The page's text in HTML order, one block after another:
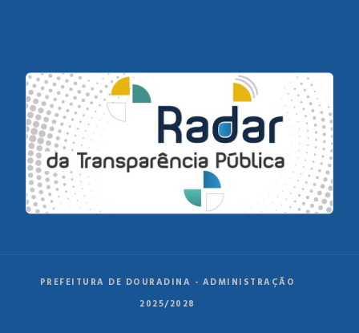
PREFEITURA DE DOURADINA - ADMINISTRAÇÃO
2025/2028